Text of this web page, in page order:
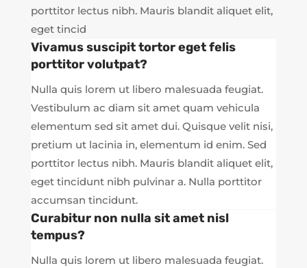
porttitor lectus nibh. Mauris blandit aliquet elit,
eget tincid
Vivamus suscipit tortor eget felis
porttitor volutpat?
Nulla quis lorem ut libero malesuada feugiat.
Vestibulum ac diam sit amet quam vehicula
elementum sed sit amet dui. Quisque velit nisi,
pretium ut lacinia in, elementum id enim. Sed
porttitor lectus nibh. Mauris blandit aliquet elit,
eget tincidunt nibh pulvinar a. Nulla porttitor
accumsan tincidunt.
Curabitur non nulla sit amet nisl
tempus?
Nulla quis lorem ut libero malesuada feugiat.